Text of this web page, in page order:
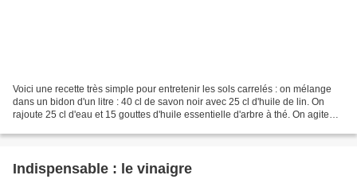
Voici une recette très simple pour entretenir les sols carrelés : on mélange
dans un bidon d'un litre : 40 cl de savon noir avec 25 cl d'huile de lin. On
rajoute 25 cl d'eau et 15 gouttes d'huile essentielle d'arbre à thé. On agite
Indispensable : le vinaigre